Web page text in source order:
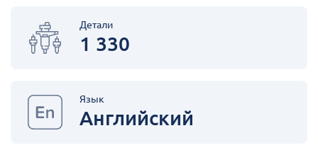
Детали
1 330
Язык
Английский